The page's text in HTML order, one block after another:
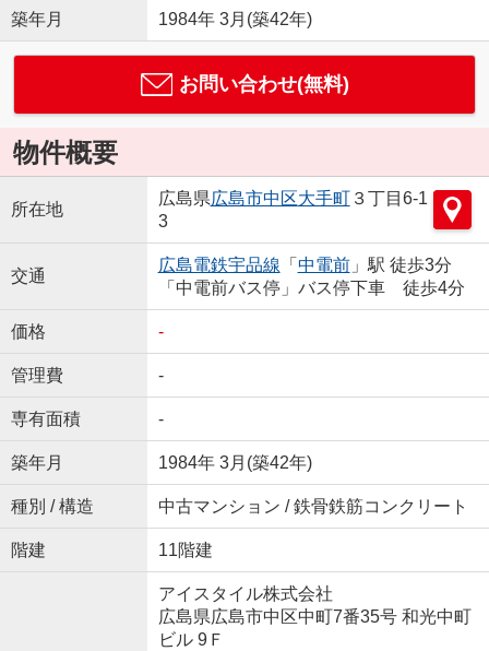
築年月 1984年 3月(築42年)
お問い合わせ(無料)
物件概要
所在地
広島県広島市中区大手町３丁目6-1
3
交通
広島電鉄宇品線 「 中電前」駅 徒歩3分
「中電前バス停」バス停下車 徒歩4分
価格 -
管理費 -
専有面積 -
築年月 1984年 3月(築42年)
種別 / 構造 中古マンション / 鉄骨鉄筋コンクリート
階建 11階建
アイスタイル株式会社
広島県広島市中区中町7番35号 和光中町
ビル 9Ｆ